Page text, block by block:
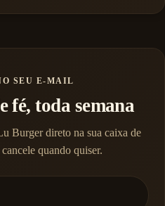
SEU E-MAIL
fé, toda semana
Burger direto na sua caixa de
quando quiser.